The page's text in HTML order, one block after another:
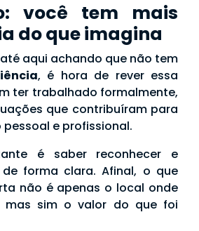
você tem mais
do que imagina
aqui achando que não tem
, é hora de rever essa
ter trabalhado formalmente,
que contribuíram para
e profissional.
é saber reconhecer e
forma clara. Afinal, o que
não é apenas o local onde
mas sim o valor do que foi